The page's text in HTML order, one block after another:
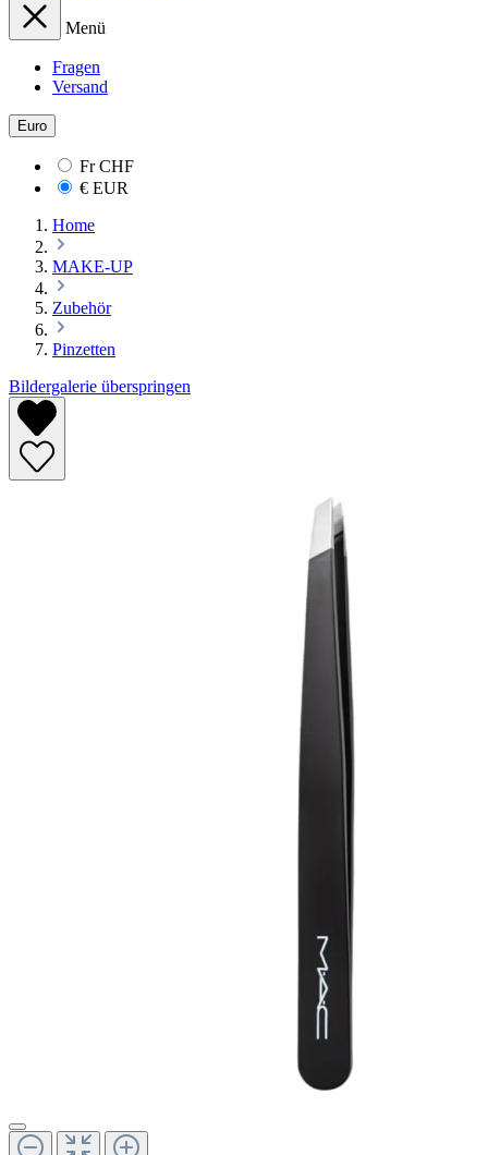
Menü
Fragen
Versand
Euro
FrCHF
€ EUR
Home
MAKE-UP
Zubehör
Pinzetten
Bildergalerie überspringen